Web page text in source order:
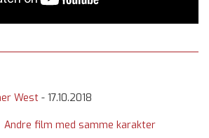
West - 17.10.2018
Andre film med samme karakter